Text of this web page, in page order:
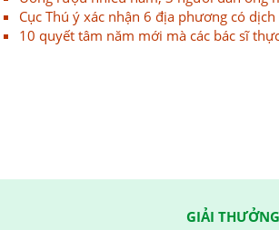
Cục Thú ý xác nhận 6 địa phương có
10 quyết tâm năm mới mà các bác sĩ
GIẢI THƯỞNG